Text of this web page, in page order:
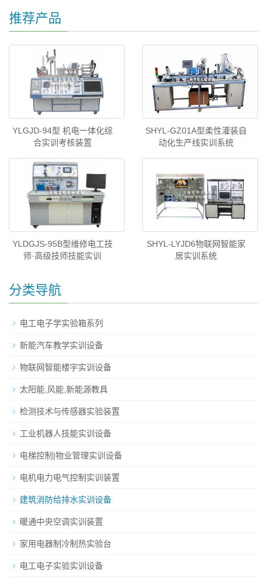
推荐产品
YLGJD-94型 机电一体化综
合实训考核装置
SHYL-GZ01A型柔性灌装自
动化生产线实训系统
YLDGJS-95B型维修电工技
师·高级技师技能实训
SHYL-LYJD6物联网智能家
居实训系统
分类导航
电工电子学实验箱系列
新能汽车教学实训设备
物联网智能楼宇实训设备
太阳能,风能,新能源教具
检测技术与传感器实验装置
工业机器人技能实训设备
电梯控制|物业管理实训设备
电机电力电气控制实训装置
建筑消防给排水实训设备
暖通中央空调实训装置
家用电器制冷制热实验台
电工电子实验实训设备